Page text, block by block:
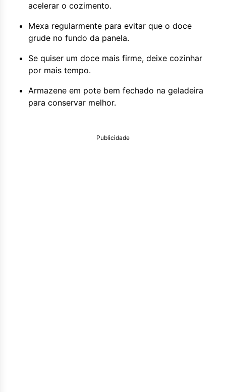
acelerar o cozimento.
Mexa regularmente para evitar que o doce
grude no fundo da panela.
Se quiser um doce mais firme, deixe cozinhar
por mais tempo.
Armazene em pote bem fechado na geladeira
para conservar melhor.
Publicidade